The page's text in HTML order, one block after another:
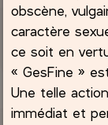
obscène,
caractère
ce soit en
« GesFine »
Une telle
immédiat et